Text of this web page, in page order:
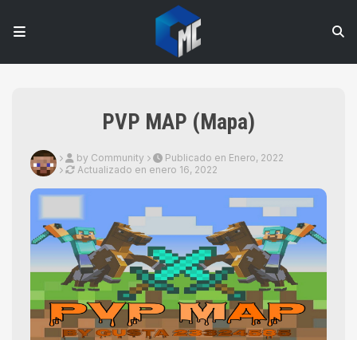
PVP MAP (Mapa)
by Community
Publicado en Enero, 2022
Actualizado en enero 16, 2022